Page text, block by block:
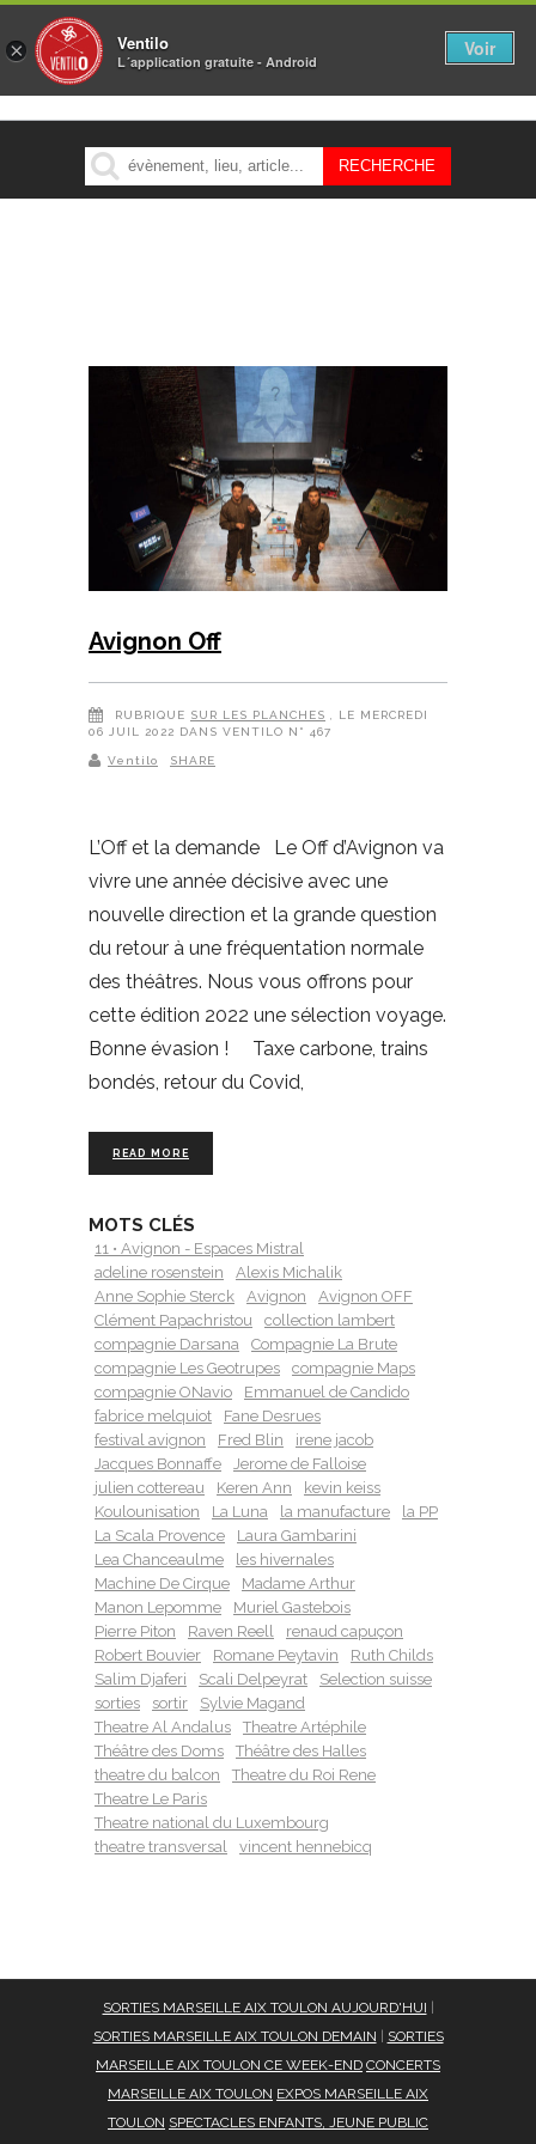
MENU
Avignon Off
RUBRIQUE SUR LES PLANCHES
, LE MERCREDI
06 JUIL 2022 DANS VENTILO N° 467
Ventilo SHARE
L’Off et la demande Le Off d’Avignon va
vivre une année décisive avec une
nouvelle direction et la grande question
du retour à une fréquentation normale
des théâtres. Nous vous offrons pour
cette édition 2022 une sélection voyage.
Bonne évasion ! Taxe carbone, trains
bondés, retour du Covid,
READ MORE
MOTS CLÉS
11 • Avignon - Espaces Mistral
adeline rosenstein
Alexis Michalik
Anne Sophie Sterck
Avignon
Avignon OFF
Clément Papachristou
collection lambert
compagnie Darsana
Compagnie La Brute
compagnie Les Geotrupes
compagnie Maps
compagnie ONavio
Emmanuel de Candido
fabrice melquiot
Fane Desrues
festival avignon
Fred Blin
irene jacob
Jacques Bonnaffe
Jerome de Falloise
julien cottereau
Keren Ann
kevin keiss
Koulounisation
La Luna la manufacture
la PP
La Scala Provence
Laura Gambarini
Lea Chanceaulme
les hivernales
Machine De Cirque
Madame Arthur
Manon Lepomme
Muriel Gastebois
Pierre Piton
Raven Reell
renaud capuçon
Robert Bouvier
Romane Peytavin
Ruth Childs
Salim Djaferi
Scali Delpeyrat
Selection suisse
sorties
sortir
Sylvie Magand
Theatre Al Andalus
Theatre Artéphile
Théâtre des Doms
Théâtre des Halles
theatre du balcon
Theatre du Roi Rene
Theatre Le Paris
Theatre national du Luxembourg
theatre transversal
vincent hennebicq
SORTIES MARSEILLE AIX TOULON AUJOURD'HUI
SORTIES MARSEILLE AIX TOULON DEMAIN
SORTIES
MARSEILLE AIX TOULON CE WEEK-END CONCERTS
MARSEILLE AIX TOULON EXPOS MARSEILLE AIX
TOULON SPECTACLES ENFANTS, JEUNE PUBLIC
× Ventilo
L´application gratuite - Android
Voir